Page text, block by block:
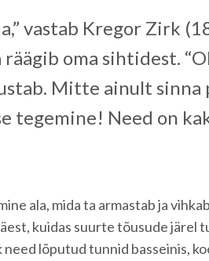
vastab Kregor Zirk
räägib oma sihtidest.
Mitte ainult sinna
tegemine! Need on
ala, mida ta armastab ja
kuidas suurte tõusude järel
need lõputud tunnid basseinis,